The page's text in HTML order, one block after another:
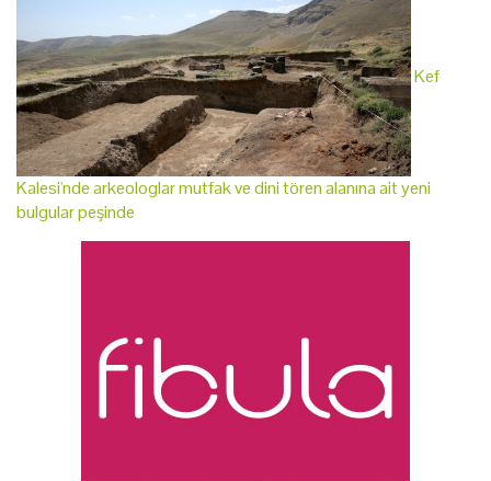
Kef
Kalesi'nde arkeologlar mutfak ve dini tören alanına ait yeni
bulgular peşinde